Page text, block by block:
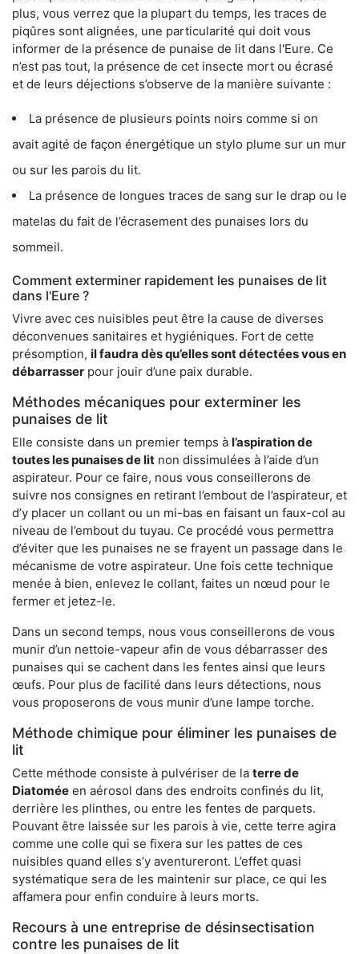
plus, vous verrez que la plupart du temps, les traces de
piqûres sont alignées, une particularité qui doit vous
informer de la présence de punaise de lit dans l'Eure. Ce
n’est pas tout, la présence de cet insecte mort ou écrasé
et de leurs déjections s’observe de la manière suivante :
La présence de plusieurs points noirs comme si on
avait agité de façon énergétique un stylo plume sur un mur
ou sur les parois du lit.
La présence de longues traces de sang sur le drap ou le
matelas du fait de l’écrasement des punaises lors du
sommeil.
Comment exterminer rapidement les punaises de lit
dans l'Eure ?
Vivre avec ces nuisibles peut être la cause de diverses
déconvenues sanitaires et hygiéniques. Fort de cette
présomption, il faudra dès qu’elles sont détectées vous en
débarrasser pour jouir d’une paix durable.
Méthodes mécaniques pour exterminer les
punaises de lit
Elle consiste dans un premier temps à l’aspiration de
toutes les punaises de lit non dissimulées à l’aide d’un
aspirateur. Pour ce faire, nous vous conseillerons de
suivre nos consignes en retirant l’embout de l’aspirateur, et
d’y placer un collant ou un mi-bas en faisant un faux-col au
niveau de l’embout du tuyau. Ce procédé vous permettra
d’éviter que les punaises ne se frayent un passage dans le
mécanisme de votre aspirateur. Une fois cette technique
menée à bien, enlevez le collant, faites un nœud pour le
fermer et jetez-le.
Dans un second temps, nous vous conseillerons de vous
munir d’un nettoie-vapeur afin de vous débarrasser des
punaises qui se cachent dans les fentes ainsi que leurs
œufs. Pour plus de facilité dans leurs détections, nous
vous proposerons de vous munir d’une lampe torche.
Méthode chimique pour éliminer les punaises de
lit
Cette méthode consiste à pulvériser de la terre de
Diatomée en aérosol dans des endroits confinés du lit,
derrière les plinthes, ou entre les fentes de parquets.
Pouvant être laissée sur les parois à vie, cette terre agira
comme une colle qui se fixera sur les pattes de ces
nuisibles quand elles s’y aventureront. L’effet quasi
systématique sera de les maintenir sur place, ce qui les
affamera pour enfin conduire à leurs morts.
Recours à une entreprise de désinsectisation
contre les punaises de lit